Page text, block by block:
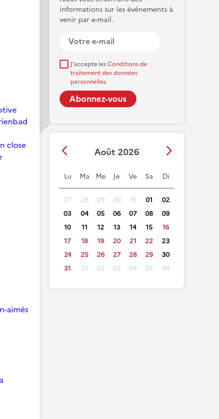
informations sur les événements à
venir par e-mail.
J'accepte lesConditions de
traitement des données
personnelles.
Août 2026
Lu Ma Me Je Ve Sa Di
27 28 29 30 31 01
02
03
04 05 06 07 08
09
10
11 12 13 14 15
16
17
18 19 20 21 22
23
24
25 26 27 28 29
30
31
01 02 03 04 05 06
close
aimés